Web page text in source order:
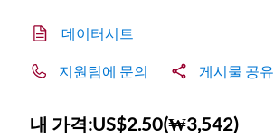
데이터시트
지원팀에 문의 게시물 공유
내 가격:US$2.50(₩3,542)